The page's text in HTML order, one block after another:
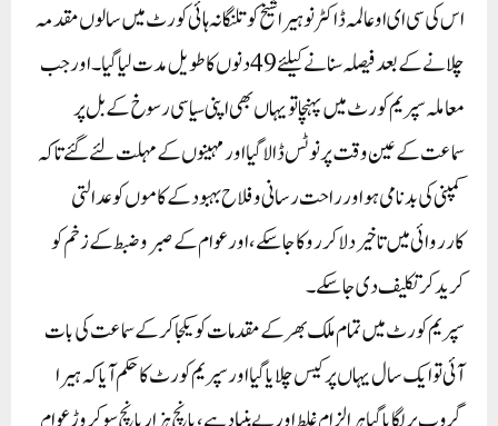
اس کی سی ای او عالمہ ڈاکٹر نوہیرا شیخ کو تلنگانہ ہائی کورٹ میں سالوں مقدمہ
چلانے کے بعد فیصلہ سنانے کیلئے 49 دنوں کا طویل مدت لیا گیا۔ اور جب
معاملہ سپریم کورٹ میں پہنچا تو یہاں بھی اپنی سیاسی رسوخ کے بل پر
سماعت کے عین وقت پر نوٹس ڈالا گیا اور مہینوں کے مہلت لئے گئے تاکہ
کمپنی کی بدنامی ہو اور راحت رسانی و فلاح بہبود کے کاموں کو عدالتی
کارروائی میں تاخیر دلا کر روکا جا سکے ، اور عوام کے صبر و ضبط کے زخم کو
کریدکر تکلیف دی جا سکے۔
سپریم کورٹ میں تمام ملک بھر کے مقدمات کو یکجا کر کے سماعت کی بات
آئی تو ایک سال یہاں پر کیس چلایا گیا اور سپریم کورٹ کا حکم آیا کہ ہیرا